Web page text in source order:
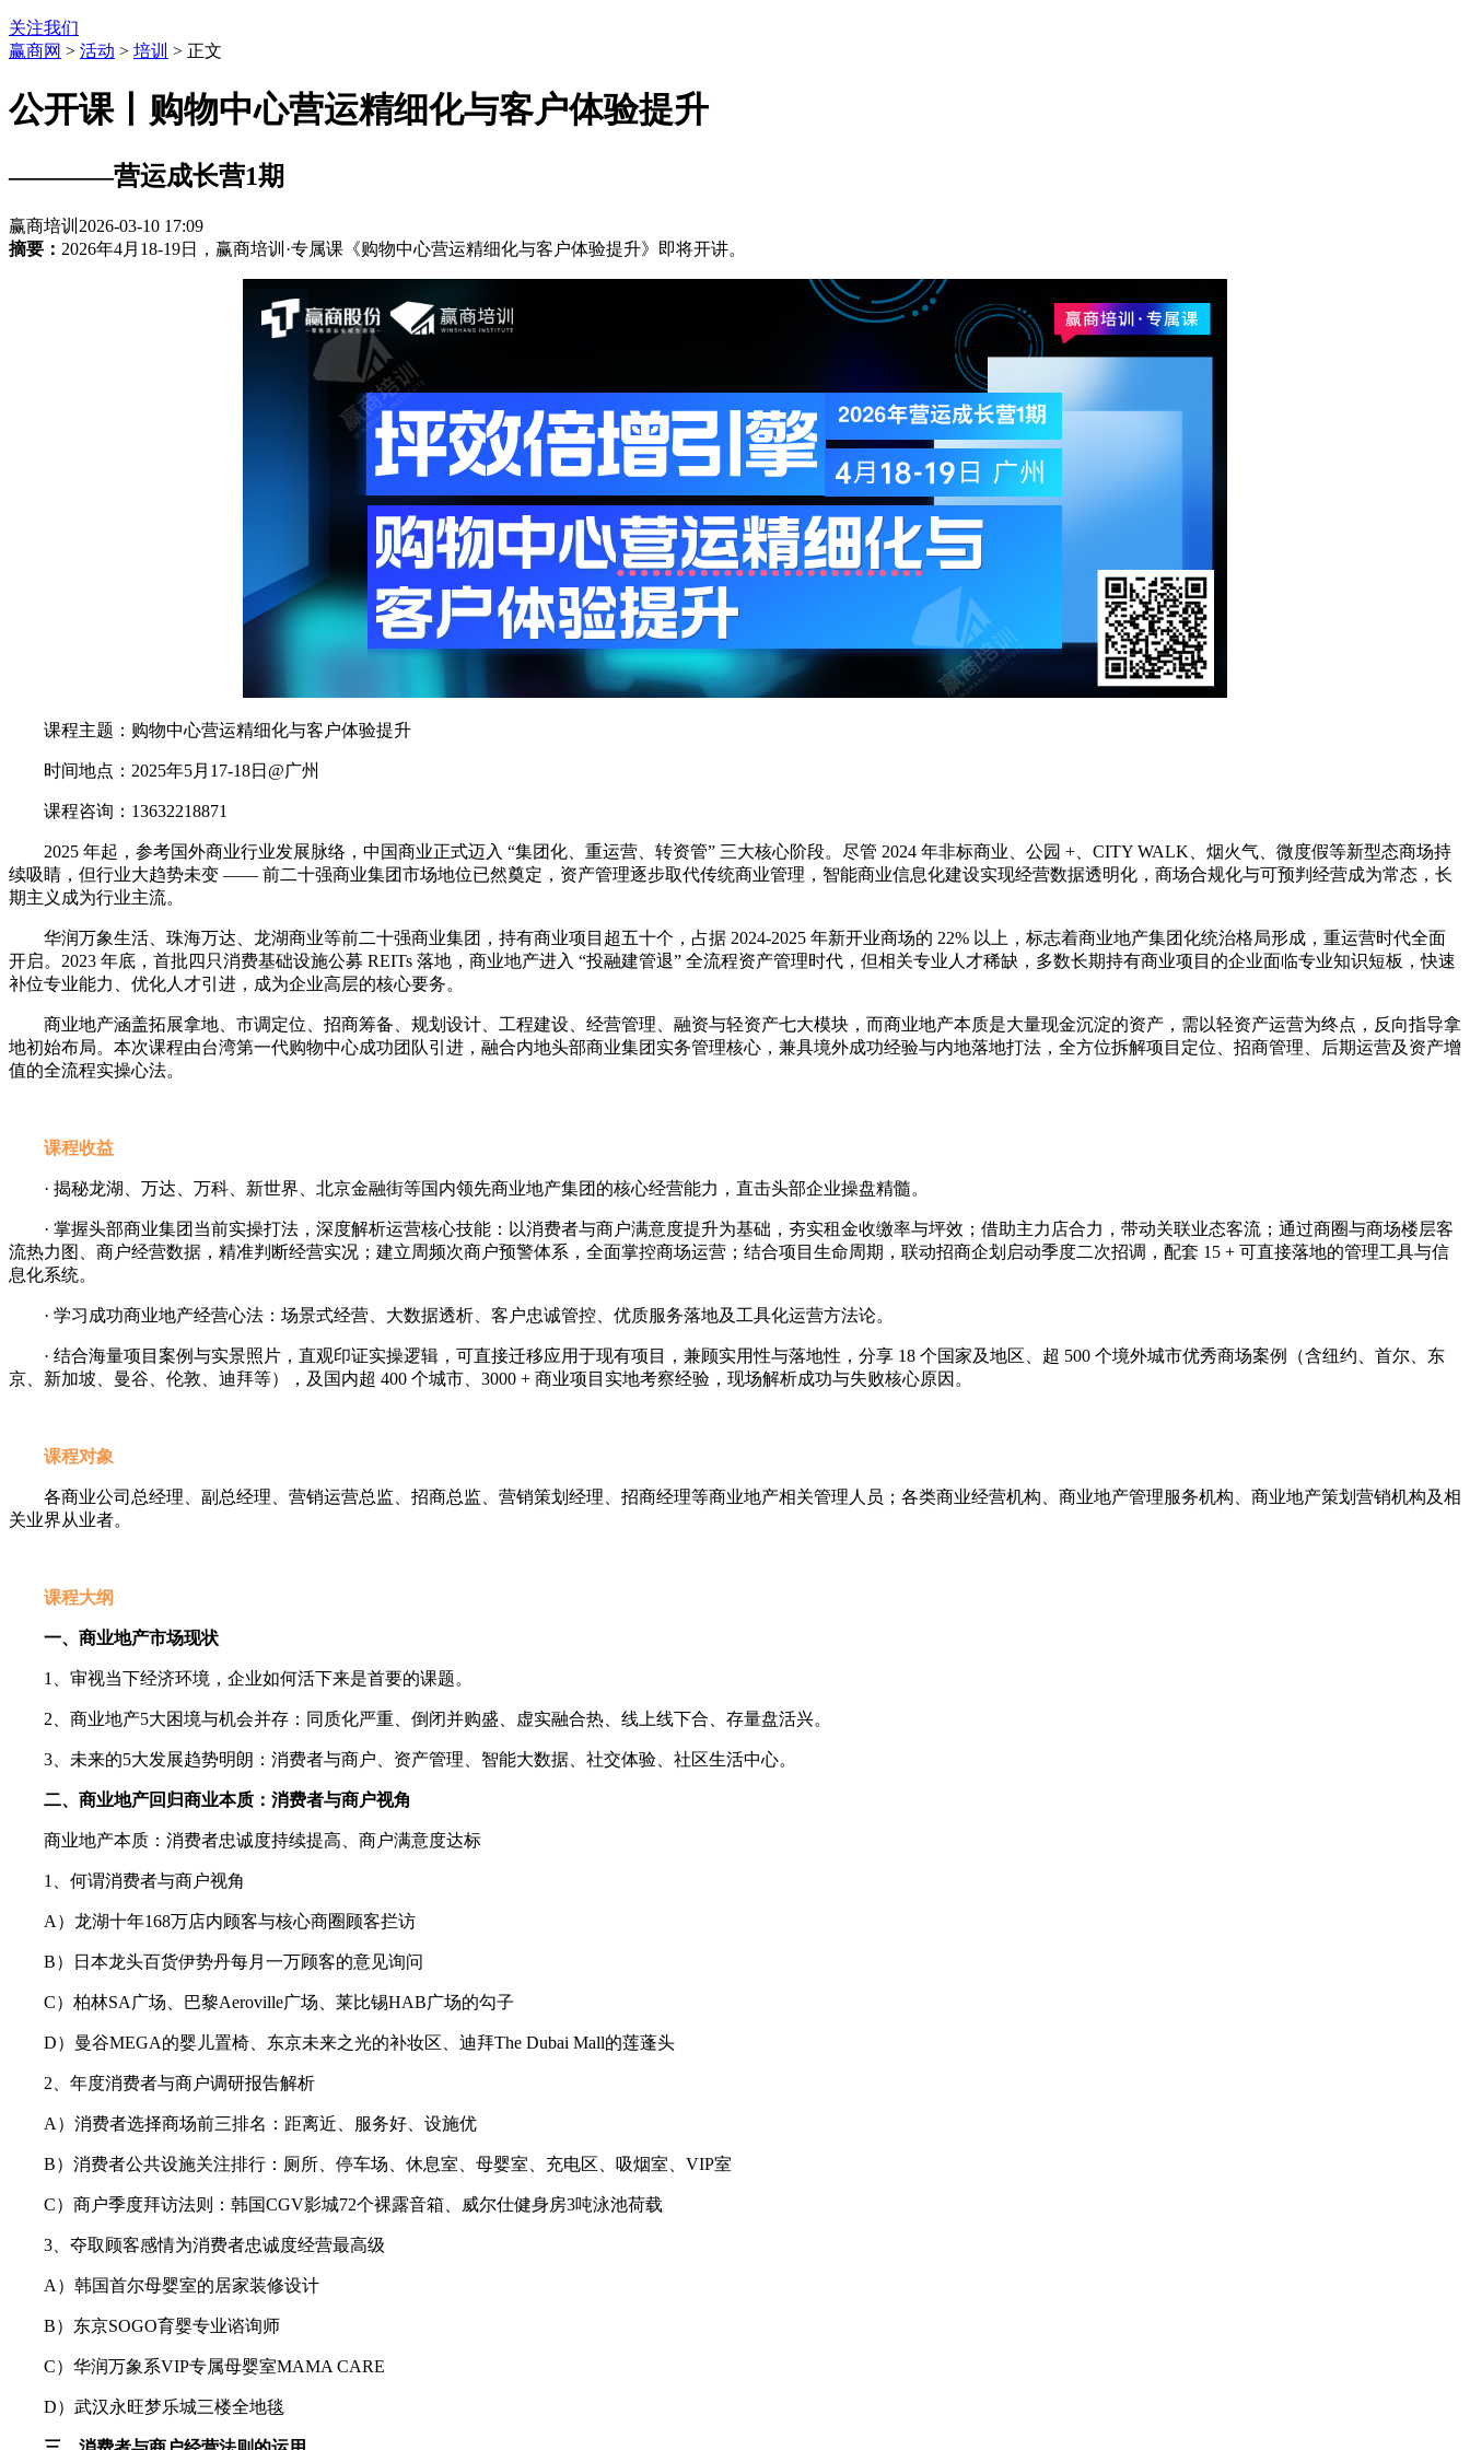
关注我们
赢商网 > 活动 > 培训 > 正文
公开课丨购物中心营运精细化与客户体验提升
————营运成长营1期
赢商培训 2026-03-10 17:09
摘要： 2026年4月18-19日，赢商培训·专属课《购物中心营运精细化与客户体验提升》即将开讲。
课程主题：购物中心营运精细化与客户体验提升
时间地点：2025年5月17-18日@广州
课程咨询：13632218871
2025 年起，参考国外商业行业发展脉络，中国商业正式迈入 “集团化、重运营、转资管” 三大核心阶段。尽管 2024 年非标商业、公园 +、CITY WALK、烟火气、微度假等新型态商场持
续吸睛，但行业大趋势未变 —— 前二十强商业集团市场地位已然奠定，资产管理逐步取代传统商业管理，智能商业信息化建设实现经营数据透明化，商场合规化与可预判经营成为常态，长
期主义成为行业主流。
华润万象生活、珠海万达、龙湖商业等前二十强商业集团，持有商业项目超五十个，占据 2024-2025 年新开业商场的 22% 以上，标志着商业地产集团化统治格局形成，重运营时代全面
开启。2023 年底，首批四只消费基础设施公募 REITs 落地，商业地产进入 “投融建管退” 全流程资产管理时代，但相关专业人才稀缺，多数长期持有商业项目的企业面临专业知识短板，快速
补位专业能力、优化人才引进，成为企业高层的核心要务。
商业地产涵盖拓展拿地、市调定位、招商筹备、规划设计、工程建设、经营管理、融资与轻资产七大模块，而商业地产本质是大量现金沉淀的资产，需以轻资产运营为终点，反向指导拿
地初始布局。本次课程由台湾第一代购物中心成功团队引进，融合内地头部商业集团实务管理核心，兼具境外成功经验与内地落地打法，全方位拆解项目定位、招商管理、后期运营及资产增
值的全流程实操心法。
课程收益
· 揭秘龙湖、万达、万科、新世界、北京金融街等国内领先商业地产集团的核心经营能力，直击头部企业操盘精髓。
· 掌握头部商业集团当前实操打法，深度解析运营核心技能：以消费者与商户满意度提升为基础，夯实租金收缴率与坪效；借助主力店合力，带动关联业态客流；通过商圈与商场楼层客
流热力图、商户经营数据，精准判断经营实况；建立周频次商户预警体系，全面掌控商场运营；结合项目生命周期，联动招商企划启动季度二次招调，配套 15 + 可直接落地的管理工具与信
息化系统。
· 学习成功商业地产经营心法：场景式经营、大数据透析、客户忠诚管控、优质服务落地及工具化运营方法论。
· 结合海量项目案例与实景照片，直观印证实操逻辑，可直接迁移应用于现有项目，兼顾实用性与落地性，分享 18 个国家及地区、超 500 个境外城市优秀商场案例（含纽约、首尔、东
京、新加坡、曼谷、伦敦、迪拜等），及国内超 400 个城市、3000 + 商业项目实地考察经验，现场解析成功与失败核心原因。
课程对象
各商业公司总经理、副总经理、营销运营总监、招商总监、营销策划经理、招商经理等商业地产相关管理人员；各类商业经营机构、商业地产管理服务机构、商业地产策划营销机构及相
关业界从业者。
课程大纲
一、商业地产市场现状
1、审视当下经济环境，企业如何活下来是首要的课题。
2、商业地产5大困境与机会并存：同质化严重、倒闭并购盛、虚实融合热、线上线下合、存量盘活兴。
3、未来的5大发展趋势明朗：消费者与商户、资产管理、智能大数据、社交体验、社区生活中心。
二、商业地产回归商业本质：消费者与商户视角
商业地产本质：消费者忠诚度持续提高、商户满意度达标
1、何谓消费者与商户视角
A）龙湖十年168万店内顾客与核心商圈顾客拦访
B）日本龙头百货伊势丹每月一万顾客的意见询问
C）柏林SA广场、巴黎Aeroville广场、莱比锡HAB广场的勾子
D）曼谷MEGA的婴儿置椅、东京未来之光的补妆区、迪拜The Dubai Mall的莲蓬头
2、年度消费者与商户调研报告解析
A）消费者选择商场前三排名：距离近、服务好、设施优
B）消费者公共设施关注排行：厕所、停车场、休息室、母婴室、充电区、吸烟室、VIP室
C）商户季度拜访法则：韩国CGV影城72个裸露音箱、威尔仕健身房3吨泳池荷载
3、夺取顾客感情为消费者忠诚度经营最高级
A）韩国首尔母婴室的居家装修设计
B）东京SOGO育婴专业谘询师
C）华润万象系VIP专属母婴室MAMA CARE
D）武汉永旺梦乐城三楼全地毯